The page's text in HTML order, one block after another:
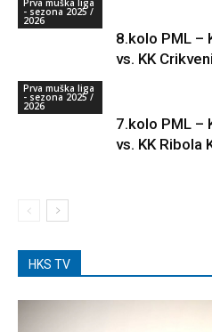
- sezona 2025 /
2026
8.kolo PML –
vs. KK
Prva muška liga
- sezona 2025 /
2026
7.kolo PML –
vs. KK Ribola
HKS TV